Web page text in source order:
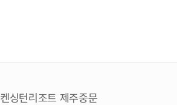
켄싱턴리조트 제주중문